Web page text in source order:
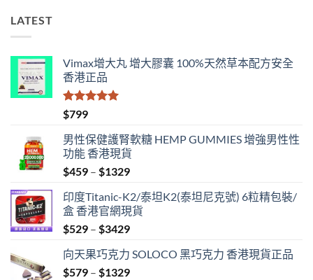
LATEST
Vimax增大丸 增大膠囊 100%天然草本配方安全
香港正品
評分
滿分 5
$799
男性保健護腎軟糖 HEMP GUMMIES 增強男性性
功能 香港現貨
$459 – $1329Price
$459
through
$1329
印度Titanic-K2/泰坦K2(泰坦尼克號) 6粒精包裝/
盒 香港官網現貨
$529 – $3429Price
$529
through
向天果巧克力 SOLOCO 黑巧克力 香港現貨正品
$579 – $1329Price